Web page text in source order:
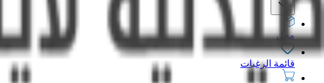
محل
قائمة الرغبات